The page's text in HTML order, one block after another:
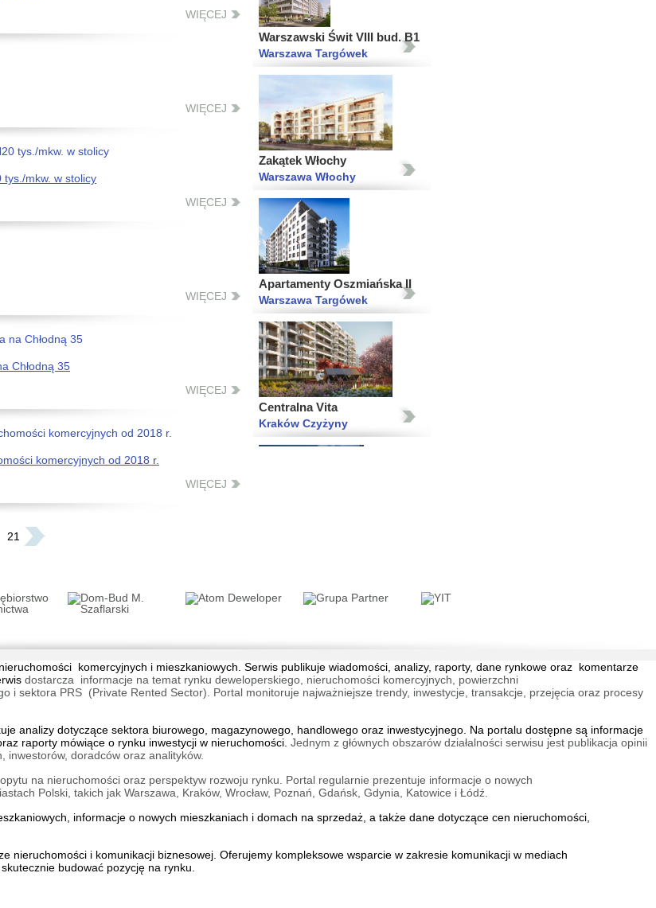
WIĘCEJ
WIĘCEJ
mkw. w stolicy
WIĘCEJ
WIĘCEJ
Chłodną 35
WIĘCEJ
komercyjnych od 2018 r.
WIĘCEJ
21
Warszawski Świt VIII bud. B1
Warszawa Targówek
Zakątek Włochy
Warszawa Włochy
Apartamenty Oszmiańska II
Warszawa Targówek
Centralna Vita
Kraków Czyżyny
Śródmiejskich
Wrocław Ołtaszyn
komercyjnych i mieszkaniowych. Serwis publikuje wiadomości, analizy, raporty, dane rynkowe oraz komentarze
dostarcza informacje na temat rynku deweloperskiego, nieruchomości komercyjnych, powierzchni
sektora PRS (Private Rented Sector). Portal monitoruje najważniejsze trendy, inwestycje, transakcje, przejęcia oraz procesy
analizy dotyczące sektora biurowego, magazynowego, handlowego oraz inwestycyjnego. Na portalu dostępne są informacje
raporty mówiące o rynku inwestycji w nieruchomości. Jednym z głównych obszarów działalności serwisu jest publikacja opinii
doradców oraz analityków.
na nieruchomości oraz perspektyw rozwoju rynku. Portal regularnie prezentuje informacje o nowych
Polski, takich jak Warszawa, Kraków, Wrocław, Poznań, Gdańsk, Gdynia, Katowice i Łódź.
informacje o nowych mieszkaniach i domach na sprzedaż , a także dane dotyczące cen nieruchomości,
nieruchomości i komunikacji biznesowej. Oferujemy kompleksowe wsparcie w zakresie komunikacji w mediach
budować pozycję na rynku.